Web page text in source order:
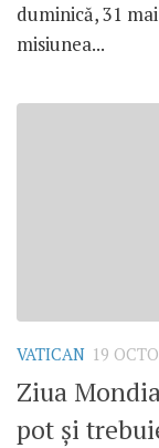
duminică, 31
misiunea...
VATICAN 19
Ziua
pot și